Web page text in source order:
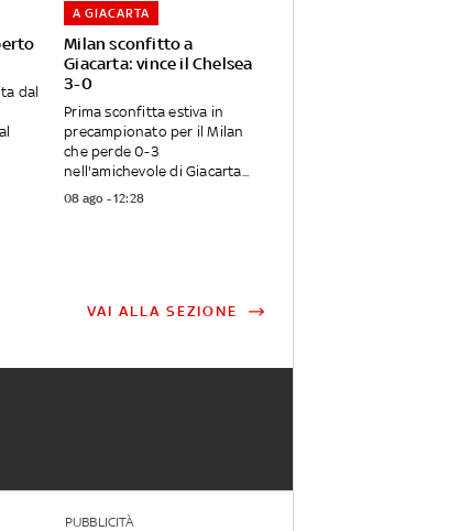
dal
Milan sconfitto a
Giacarta: vince il Chelsea
3-0
A GIACARTA
Prima sconfitta estiva in
precampionato per il Milan
che perde 0-3
nell'amichevole di Giacarta...
08 ago - 12:28
VAI ALLA SEZIONE
PUBBLICITÀ